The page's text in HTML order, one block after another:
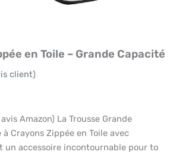
en Toile – Grande Capacité
client)
Amazon) La Trousse Grande
à Crayons Zippée en Toile avec
un accessoire incontournable pour to